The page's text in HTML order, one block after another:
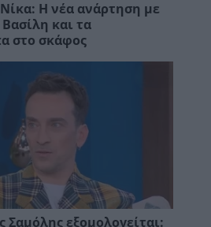
Η νέα ανάρτηση με
και τα
στο σκάφος
εξομολογείται: